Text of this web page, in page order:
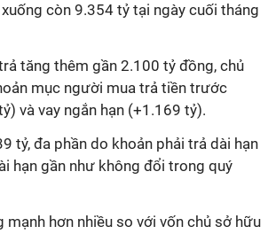
còn 9.354 tỷ tại ngày cuối tháng
tăng thêm gần 2.100 tỷ đồng, chủ
mục người mua trả tiền trước
và vay ngắn hạn (+1.169 tỷ).
tỷ, đa phần do khoản phải trả dài hạn
hạn gần như không đổi trong quý
mạnh hơn nhiều so với vốn chủ sở hữu